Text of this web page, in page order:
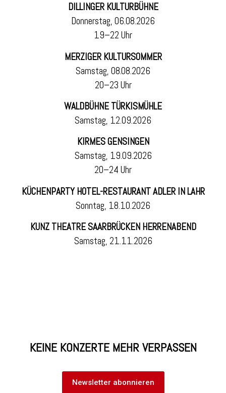
DILLINGER KULTURBÜHNE
Donnerstag, 06.08.2026
19–22 Uhr
MERZIGER KULTURSOMMER
Samstag, 08.08.2026
20–23 Uhr
WALDBÜHNE TÜRKISMÜHLE
Samstag, 12.09.2026
KIRMES GENSINGEN
Samstag, 19.09.2026
20–24 Uhr
KÜCHENPARTY HOTEL-RESTAURANT ADLER IN LAHR
Sonntag, 18.10.2026
KUNZ THEATRE SAARBRÜCKEN HERRENABEND
Samstag, 21.11.2026
KEINE KONZERTE MEHR VERPASSEN
Newsletter abonnieren